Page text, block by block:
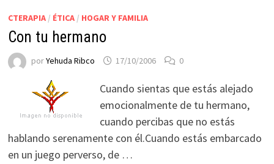
CTERAPIA/ ÉTICA/ HOGAR Y FAMILIA
Con tu hermano
porYehuda Ribco 17/10/2006 0
Cuando sientas que estás alejado
emocionalmente de tu hermano,
cuando percibas que no estás
hablando serenamente con él.Cuando estás embarcado
en un juego perverso, de …